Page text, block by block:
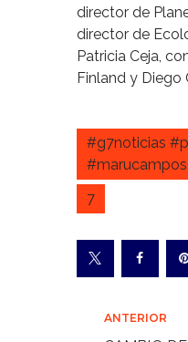
director de
director de
Patricia Ceja,
Finland y Diego
#g7noticias
7
ANTERIOR